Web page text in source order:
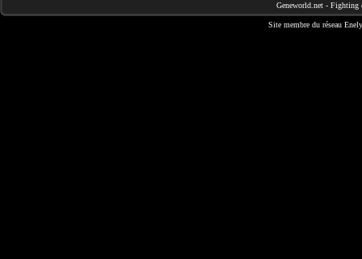
Geneworld.net - Fighting
Site membre du réseau